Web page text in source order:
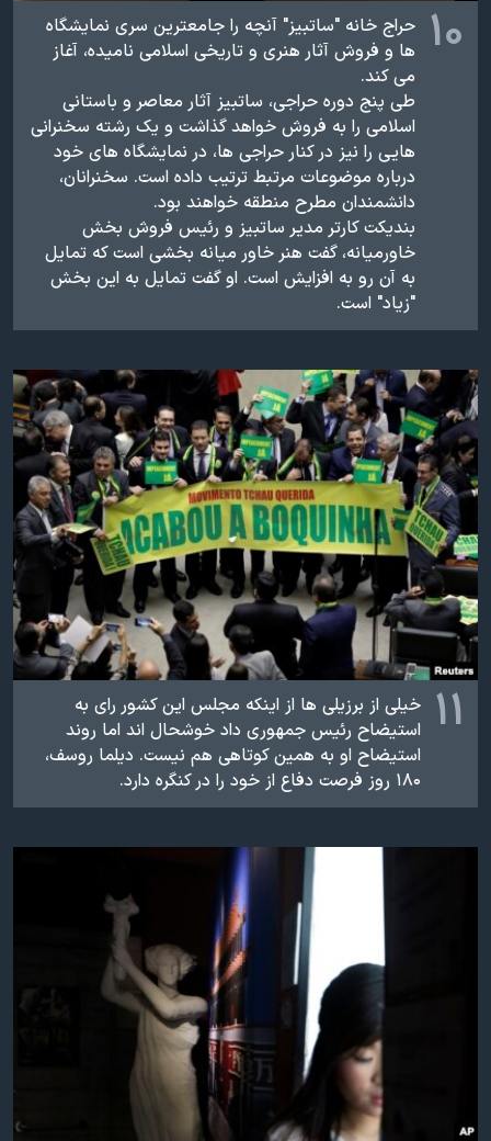
۱۰ حراج خانه "ساتبیز" آنچه را جامعترین سری نمایشگاه
ها و فروش آثار هنری و تاریخی اسلامی نامیده، آغاز
می کند.
طی پنج دوره حراجی، ساتبیز آثار معاصر و باستانی
اسلامی را به فروش خواهد گذاشت و یک رشته سخنرانی
هایی را نیز در کنار حراجی ها، در نمایشگاه های خود
درباره موضوعات مرتبط ترتیب داده است. سخنرانان،
دانشمندان مطرح منطقه خواهند بود.
بندیکت کارتر مدیر ساتبیز و رئیس فروش بخش
خاورمیانه، گفت هنر خاور میانه بخشی است که تمایل
به آن رو به افزایش است. او گفت تمایل به این بخش
"زیاد" است.
۱۱ خیلی از برزیلی ها از اینکه مجلس این کشور رای به
استیضاح رئیس جمهوری داد خوشحال اند اما روند
استیضاح او به همین کوتاهی هم نیست. دیلما روسف،
۱۸۰ روز فرصت دفاع از خود را در کنگره دارد.